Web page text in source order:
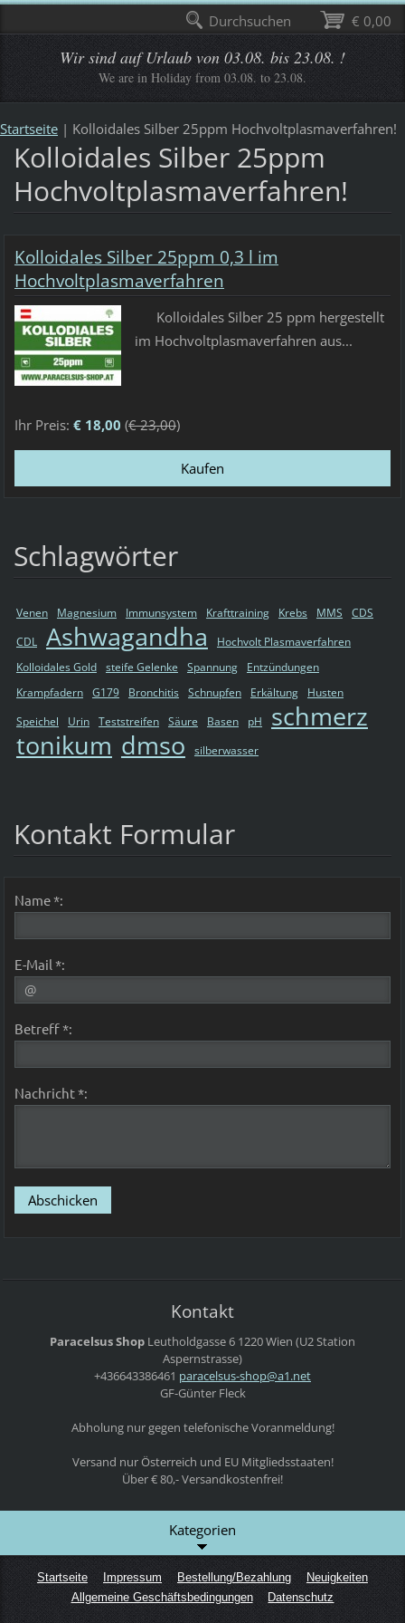
Wir sind auf Urlaub von 03.08. bis 23.08. !
We are in Holiday from 03.08. to 23.08.
Startseite | Kolloidales Silber 25ppm Hochvoltplasmaverfahren!
Kolloidales Silber 25ppm
Hochvoltplasmaverfahren!
Kolloidales Silber 25ppm 0,3 l im
Hochvoltplasmaverfahren
Kolloidales Silber 25 ppm hergestellt
im Hochvoltplasmaverfahren aus...
Ihr Preis: € 18,00 (€ 23,00)
Schlagwörter
Venen Magnesium Immunsystem Krafttraining Krebs MMS
CDS
CDL Ashwagandha
Hochvolt Plasmaverfahren
Kolloidales Gold steife Gelenke Spannung
Entzündungen
Krampfadern G179 Bronchitis Schnupfen Erkältung
Husten
Speichel
Urin Teststreifen Säure Basen pH
schmerz
tonikum dmso silberwasser
Kontakt Formular
Name *:
E-Mail *:
Betreff *:
Nachricht *:
Kontakt
Paracelsus Shop Leutholdgasse 6 1220 Wien (U2 Station
Aspernstrasse)
+436643386461 paracelsus-shop@a1.net
GF-Günter Fleck
Abholung nur gegen telefonische Voranmeldung!
Versand nur Österreich und EU Mitgliedsstaaten!
Über € 80,- Versandkostenfrei!
Kategorien
Startseite Impressum Bestellung/Bezahlung
Neuigkeiten
Allgemeine Geschäftsbedingungen
Datenschutz
€ 0,00
Durchsuchen